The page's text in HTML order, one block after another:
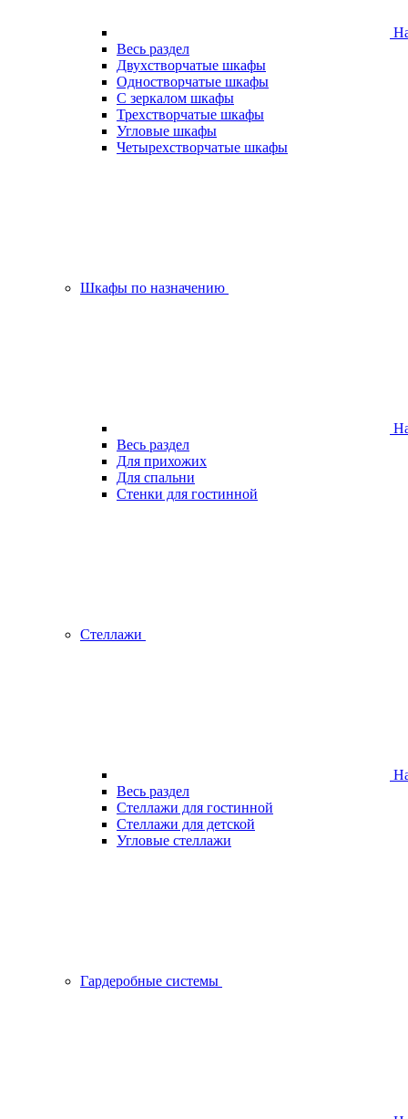
Весь раздел
Двухстворчатые шкафы
Одностворчатые шкафы
С зеркалом шкафы
Трехстворчатые шкафы
Угловые шкафы
Четырехстворчатые шкафы
Шкафы по назначению
Весь раздел
Для прихожих
Для спальни
Стенки для гостинной
Стеллажи
Весь раздел
Стеллажи для гостинной
Стеллажи для детской
Угловые стеллажи
Гардеробные системы